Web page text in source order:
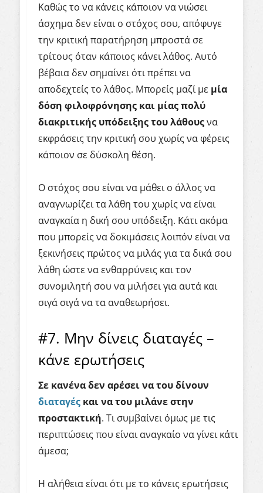
Καθώς το να κάνεις κάποιον να νιώσει
άσχημα δεν είναι ο στόχος σου, απόφυγε
την κριτική παρατήρηση μπροστά σε
τρίτους όταν κάποιος κάνει λάθος. Αυτό
βέβαια δεν σημαίνει ότι πρέπει να
αποδεχτείς το λάθος. Μπορείς μαζί με μία
δόση φιλοφρόνησης και μίας πολύ
διακριτικής υπόδειξης του λάθουςνα
εκφράσεις την κριτική σου χωρίς να φέρεις
κάποιον σε δύσκολη θέση.
Ο στόχος σου είναι να μάθει ο άλλος να
αναγνωρίζει τα λάθη του χωρίς να είναι
αναγκαία η δική σου υπόδειξη. Κάτι ακόμα
που μπορείς να δοκιμάσεις λοιπόν είναι να
ξεκινήσεις πρώτος να μιλάς για τα δικά σου
λάθη ώστε να ενθαρρύνεις και τον
συνομιλητή σου να μιλήσει για αυτά και
σιγά σιγά να τα αναθεωρήσει.
#7. Μην δίνεις διαταγές –
κάνε ερωτήσεις
Σε κανένα δεν αρέσει να του δίνουν
διαταγές και να του μιλάνε στην
προστακτική. Τι συμβαίνει όμως με τις
περιπτώσεις που είναι αναγκαίο να γίνει κάτι
άμεσα;
Η αλήθεια είναι ότι με το κάνεις ερωτήσεις